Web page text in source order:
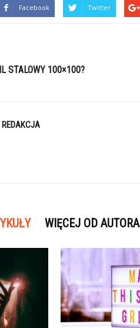
Facebook Twitter
STALOWY 100×100?
REDAKCJA
WIĘCEJ OD AUTORA